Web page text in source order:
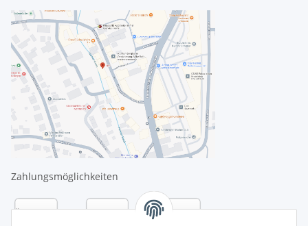
Zahlungsmöglichkeiten